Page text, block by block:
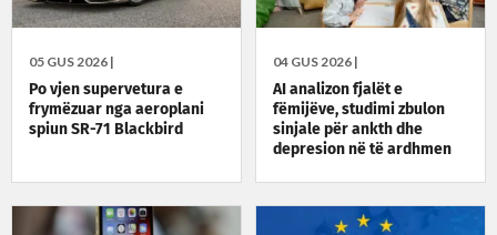
05 GUS 2026 |
Po vjen supervetura e
frymëzuar nga aeroplani
spiun SR-71 Blackbird
04 GUS 2026 |
AI analizon fjalët e
fëmijëve, studimi zbulon
sinjale për ankth dhe
depresion në të ardhmen